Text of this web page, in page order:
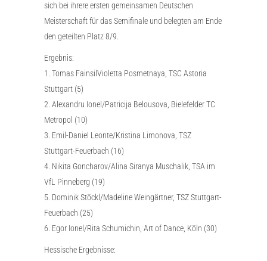
sich bei ihrere ersten gemeinsamen Deutschen
Meisterschaft für das Semifinale und belegten am Ende
den geteilten Platz 8/9.
Ergebnis:
1. Tomas FainsilVioletta Posmetnaya, TSC Astoria
Stuttgart (5)
2. Alexandru Ionel/Patricija Belousova, Bielefelder TC
Metropol (10)
3. Emil-Daniel Leonte/Kristina Limonova, TSZ
Stuttgart-Feuerbach (16)
4. Nikita Goncharov/Alina Siranya Muschalik, TSA im
VfL Pinneberg (19)
5. Dominik Stöckl/Madeline Weingärtner, TSZ Stuttgart-
Feuerbach (25)
6. Egor Ionel/Rita Schumichin, Art of Dance, Köln (30)
Hessische Ergebnisse: